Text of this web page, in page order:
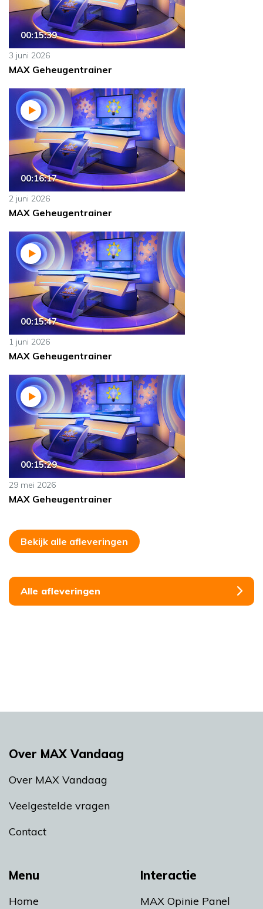
00:15:39
3 juni 2026
MAX Geheugentrainer
00:16:17
2 juni 2026
MAX Geheugentrainer
00:15:47
1 juni 2026
MAX Geheugentrainer
00:15:29
29 mei 2026
MAX Geheugentrainer
Bekijk alle afleveringen
Alle afleveringen
Menu
Home
Interactie
MAX Opinie Panel
Over MAX Vandaag
Over MAX Vandaag
Veelgestelde vragen
Contact